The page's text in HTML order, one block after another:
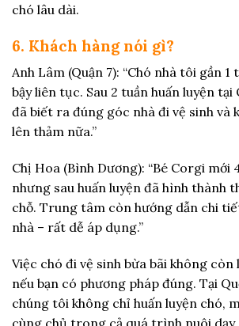
chó lâu dài.
6. Khách hàng nói gì?
Anh Lâm (Quận 7): “Chó nhà tôi gần
bậy liên tục. Sau 2 tuần huấn luyện tại
đã biết ra đúng góc nhà đi vệ sinh và
lên thảm nữa.”
Chị Hoa (Bình Dương): “Bé Corgi mới
nhưng sau huấn luyện đã hình thành
chỗ. Trung tâm còn hướng dẫn chi
nhà – rất dễ áp dụng.”
Việc chó đi vệ sinh bừa bãi không còn
nếu bạn có phương pháp đúng. Tại
chúng tôi không chỉ huấn luyện chó,
cùng chủ trong cả quá trình nuôi dạy.